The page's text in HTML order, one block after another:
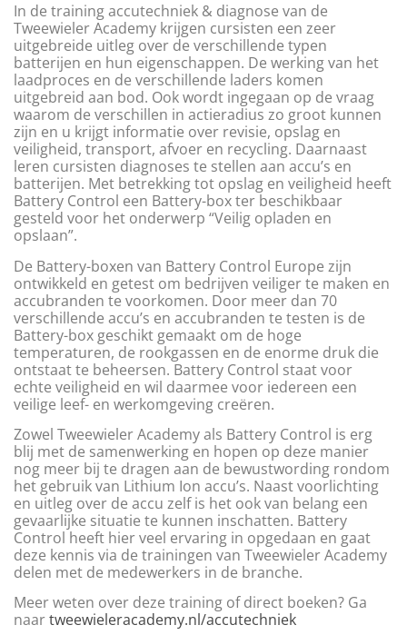
In de training accutechniek & diagnose van de
Tweewieler Academy krijgen cursisten een zeer
uitgebreide uitleg over de verschillende typen
batterijen en hun eigenschappen. De werking van het
laadproces en de verschillende laders komen
uitgebreid aan bod. Ook wordt ingegaan op de vraag
waarom de verschillen in actieradius zo groot kunnen
zijn en u krijgt informatie over revisie, opslag en
veiligheid, transport, afvoer en recycling. Daarnaast
leren cursisten diagnoses te stellen aan accu’s en
batterijen. Met betrekking tot opslag en veiligheid heeft
Battery Control een Battery-box ter beschikbaar
gesteld voor het onderwerp “Veilig opladen en
opslaan”.
De Battery-boxen van Battery Control Europe zijn
ontwikkeld en getest om bedrijven veiliger te maken en
accubranden te voorkomen. Door meer dan 70
verschillende accu’s en accubranden te testen is de
Battery-box geschikt gemaakt om de hoge
temperaturen, de rookgassen en de enorme druk die
ontstaat te beheersen. Battery Control staat voor
echte veiligheid en wil daarmee voor iedereen een
veilige leef- en werkomgeving creëren.
Zowel Tweewieler Academy als Battery Control is erg
blij met de samenwerking en hopen op deze manier
nog meer bij te dragen aan de bewustwording rondom
het gebruik van Lithium Ion accu’s. Naast voorlichting
en uitleg over de accu zelf is het ook van belang een
gevaarlijke situatie te kunnen inschatten. Battery
Control heeft hier veel ervaring in opgedaan en gaat
deze kennis via de trainingen van Tweewieler Academy
delen met de medewerkers in de branche.
Meer weten over deze training of direct boeken? Ga
naartweewieleracademy.nl/accutechniek